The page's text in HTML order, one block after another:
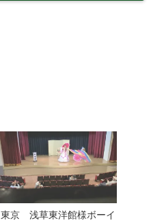
東京 浅草東洋館様ボーイ